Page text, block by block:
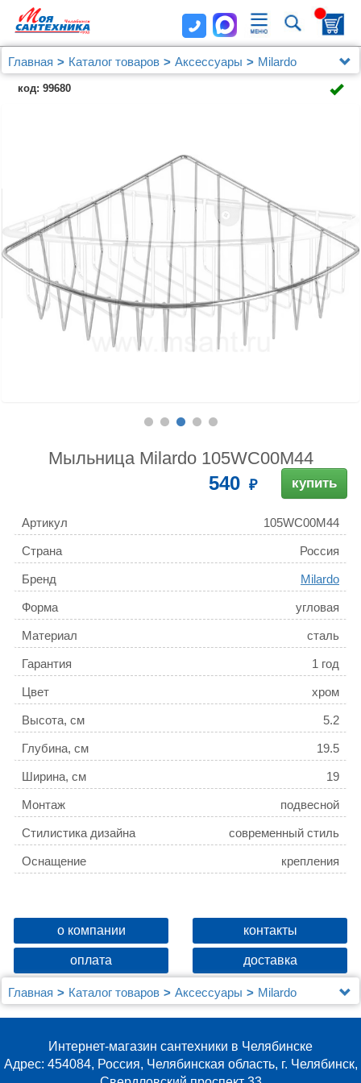
Главная Каталог товаров Аксессуары
Milardo
Мыльница Milardo 105WC00M44
код: 99680
Мыльница Milardo 105WC00M44
540 купить
Артикул 105WC00M44
Страна Россия
Бренд Milardo
Форма угловая
Материал сталь
Гарантия 1 год
Цвет хром
Высота, см 5.2
Глубина, см 19.5
Ширина, см 19
Монтаж подвесной
Стилистика дизайна современный стиль
Оснащение крепления
о компании контакты
оплата доставка
Главная Каталог товаров Аксессуары
Milardo
Мыльница Milardo 105WC00M44
Интернет-магазин сантехники в Челябинске
Адрес: 454084, Россия, Челябинская область, г. Челябинск,